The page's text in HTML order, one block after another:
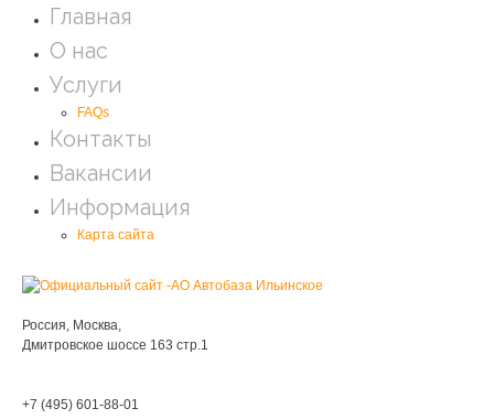
Главная
О нас
Услуги
FAQs
Контакты
Вакансии
Информация
Карта сайта
Россия, Москва,
Дмитровское шоссе 163 стр.1
+7 (495) 601-88-01